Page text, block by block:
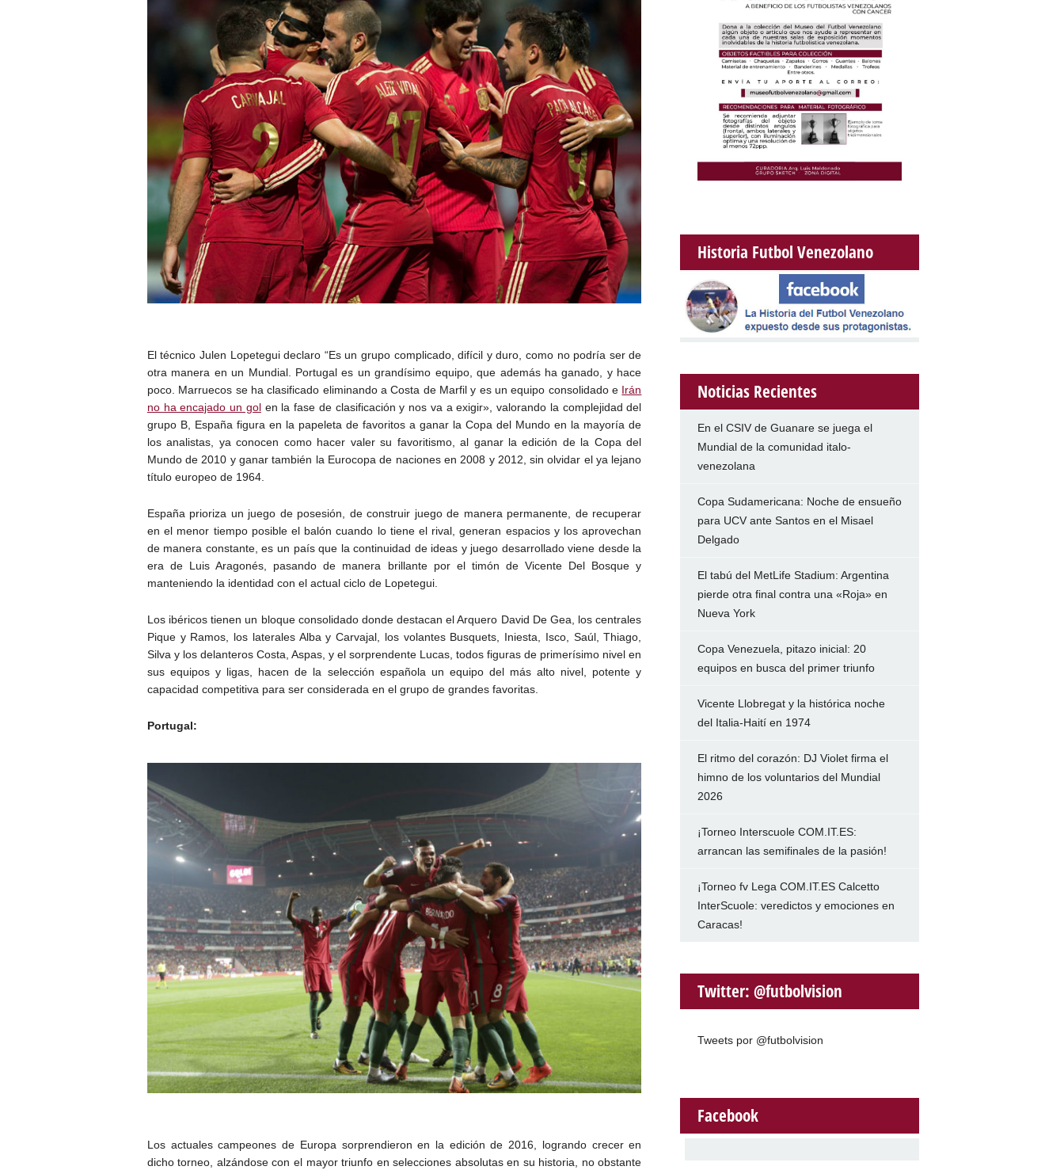
El técnico Julen Lopetegui declaro “Es un grupo complicado, difícil y duro, como no podría ser de
otra manera en un Mundial. Portugal es un grandísimo equipo, que además ha ganado, y hace
poco. Marruecos se ha clasificado eliminando a Costa de Marfil y es un equipo consolidado e Irán
no ha encajado un golen la fase de clasificación y nos va a exigir», valorando la complejidad del
grupo B, España figura en la papeleta de favoritos a ganar la Copa del Mundo en la mayoría de
los analistas, ya conocen como hacer valer su favoritismo, al ganar la edición de la Copa del
Mundo de 2010 y ganar también la Eurocopa de naciones en 2008 y 2012, sin olvidar el ya lejano
título europeo de 1964.
España prioriza un juego de posesión, de construir juego de manera permanente, de recuperar
en el menor tiempo posible el balón cuando lo tiene el rival, generan espacios y los aprovechan
de manera constante, es un país que la continuidad de ideas y juego desarrollado viene desde la
era de Luis Aragonés, pasando de manera brillante por el timón de Vicente Del Bosque y
manteniendo la identidad con el actual ciclo de Lopetegui.
Los ibéricos tienen un bloque consolidado donde destacan el Arquero David De Gea, los centrales
Pique y Ramos, los laterales Alba y Carvajal, los volantes Busquets, Iniesta, Isco, Saúl, Thiago,
Silva y los delanteros Costa, Aspas, y el sorprendente Lucas, todos figuras de primerísimo nivel en
sus equipos y ligas, hacen de la selección española un equipo del más alto nivel, potente y
capacidad competitiva para ser considerada en el grupo de grandes favoritas.
Portugal:
Los actuales campeones de Europa sorprendieron en la edición de 2016, logrando crecer en
dicho torneo, alzándose con el mayor triunfo en selecciones absolutas en su historia, no obstante
Historia Futbol Venezolano
Noticias Recientes
En el CSIV de Guanare se juega el
Mundial de la comunidad italo-
venezolana
Copa Sudamericana: Noche de ensueño
para UCV ante Santos en el Misael
Delgado
El tabú del MetLife Stadium: Argentina
pierde otra final contra una «Roja» en
Nueva York
Copa Venezuela, pitazo inicial: 20
equipos en busca del primer triunfo
Vicente Llobregat y la histórica noche
del Italia-Haití en 1974
El ritmo del corazón: DJ Violet firma el
himno de los voluntarios del Mundial
2026
¡Torneo Interscuole COM.IT.ES:
arrancan las semifinales de la pasión!
¡Torneo fv Lega COM.IT.ES Calcetto
InterScuole: veredictos y emociones en
Caracas!
Twitter: @futbolvision
Tweets por @futbolvision
Facebook